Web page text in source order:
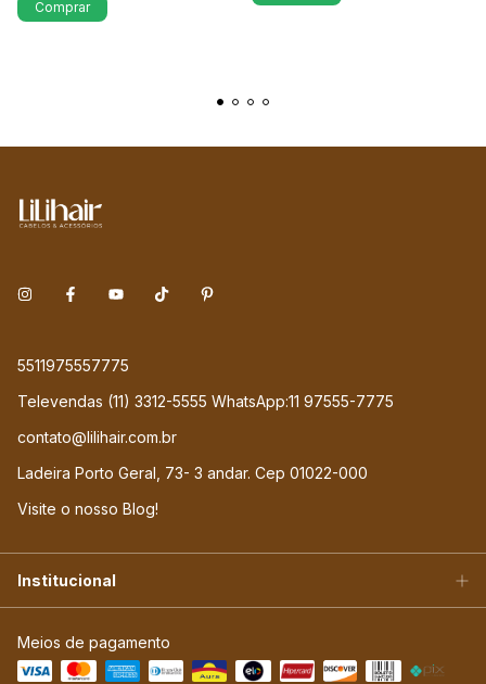
5511975557775
Televendas (11) 3312-5555 WhatsApp:11 97555-7775
contato@lilihair.com.br
Ladeira Porto Geral, 73- 3 andar. Cep 01022-000
Visite o nosso Blog!
Institucional
Meios de pagamento